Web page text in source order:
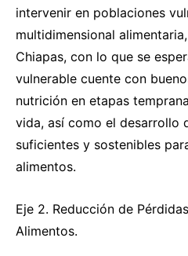
intervenir en poblaciones
multidimensional
Chiapas, con lo que se
vulnerable cuente con
nutrición en etapas
vida, así como el desarrollo
suficientes y sostenibles
alimentos.
Eje 2. Reducción de
Alimentos.